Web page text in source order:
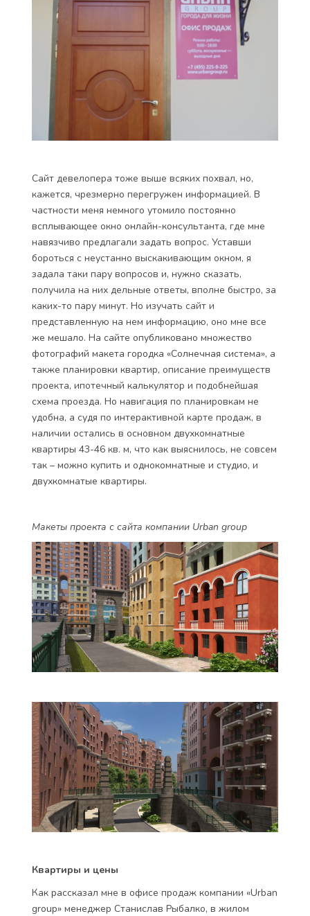
Сайт девелопера тоже выше всяких похвал, но,
кажется, чрезмерно перегружен информацией. В
частности меня немного утомило постоянно
всплывающее окно онлайн-консультанта, где мне
навязчиво предлагали задать вопрос. Уставши
бороться с неустанно выскакивающим окном, я
задала таки пару вопросов и, нужно сказать,
получила на них дельные ответы, вполне быстро, за
каких-то пару минут. Но изучать сайт и
представленную на нем информацию, оно мне все
же мешало. На сайте опубликовано множество
фотографий макета городка «Солнечная система», а
также планировки квартир, описание преимуществ
проекта, ипотечный калькулятор и подобнейшая
схема проезда. Но навигация по планировкам не
удобна, а судя по интерактивной карте продаж, в
наличии остались в основном двухкомнатные
квартиры 43-46 кв. м, что как выяснилось, не совсем
так – можно купить и однокомнатные и студио, и
двухкомнатые квартиры.
Макеты проекта с сайта компании Urban group
Квартиры и цены
Как рассказал мне в офисе продаж компании «Urban
group» менеджер Станислав Рыбалко, в жилом